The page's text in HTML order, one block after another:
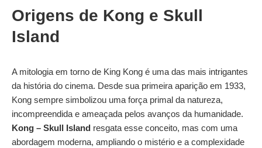
Origens de Kong e Skull
Island
A mitologia em torno de King Kong é uma das mais intrigantes
da história do cinema. Desde sua primeira aparição em 1933,
Kong sempre simbolizou uma força primal da natureza,
incompreendida e ameaçada pelos avanços da humanidade.
Kong – Skull Island resgata esse conceito, mas com uma
abordagem moderna, ampliando o mistério e a complexidade